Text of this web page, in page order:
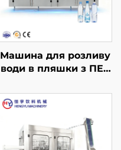
Машина для розливу
води в пляшки з ПЕТ